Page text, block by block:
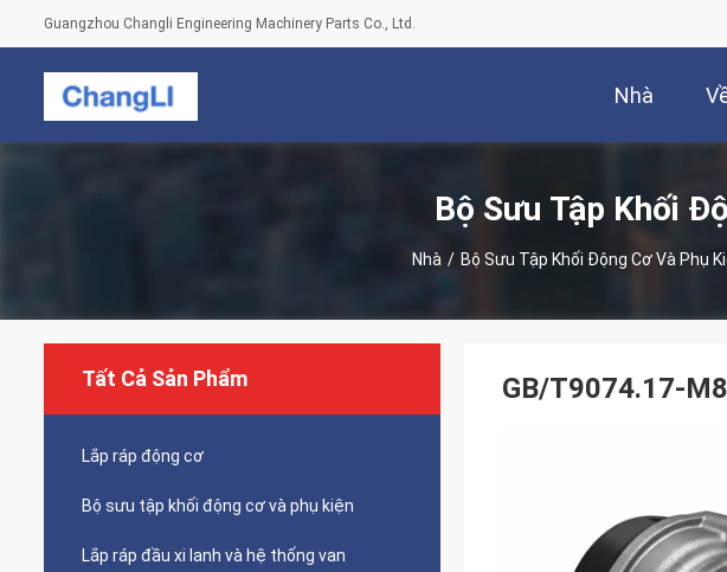
Guangzhou Changli Engineering Machinery Parts Co., Ltd.
Nhà
Bộ Sưu Tập Khối
Nhà / Bộ Sưu Tập Khối Động Cơ Và Phụ
Tất Cả Sản Phẩm
Lắp ráp động cơ
Bộ sưu tập khối động cơ và phụ kiện
Lắp ráp đầu xi lanh và hệ thống van
GB/T9074.17-